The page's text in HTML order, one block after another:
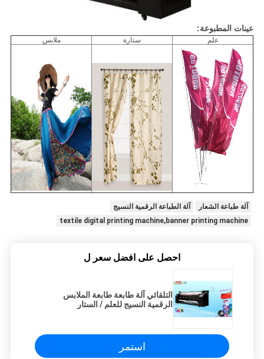
عينات المطبوعة:
علم ستارة ملابس
آلة طباعة الشعار
آلة الطباعة الرقمية النسيج
textile digital printing machine,banner printing machine
احصل على افضل سعر ل
التلقائي آلة طابعة طابعة الملابس
الرقمية النسيج للعلم / الستار
استمر